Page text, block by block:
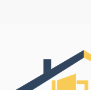
Контакты